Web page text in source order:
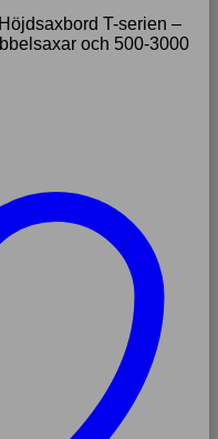
Höjdsaxbord T-serien –
och 500-3000